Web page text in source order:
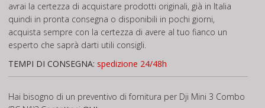
avrai la certezza di acquistare prodotti originali, già in Italia
quindi in pronta consegna o disponibili in pochi giorni,
acquista sempre con la certezza di avere al tuo fianco un
esperto che saprà darti utili consigli.
TEMPI DI CONSEGNA: spedizione 24/48h
Hai bisogno di un preventivo di fornitura per Dji Mini 3 Combo